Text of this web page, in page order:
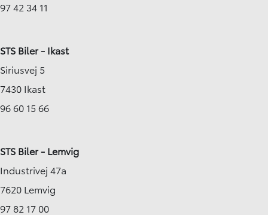
97 42 34 11
STS Biler - Ikast
Siriusvej 5
7430 Ikast
96 60 15 66
STS Biler - Lemvig
Industrivej 47a
7620 Lemvig
97 82 17 00